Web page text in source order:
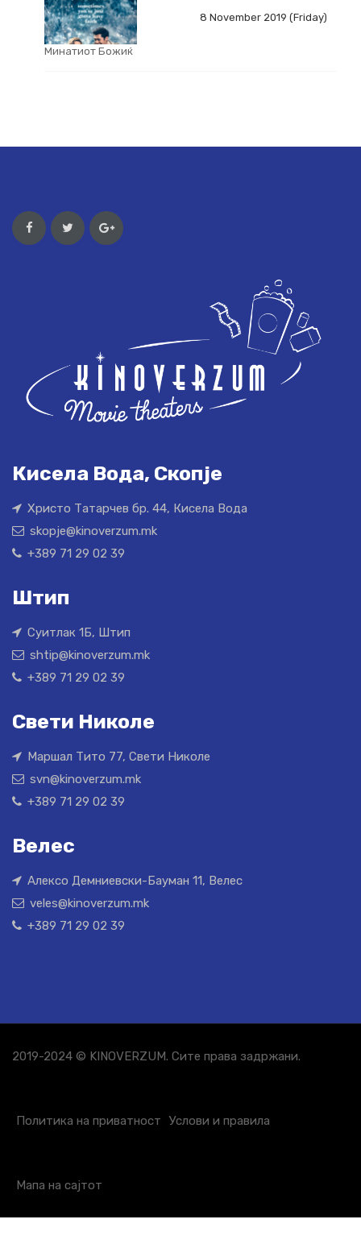
Минатиот Божиќ
8 November 2019 (Friday)
Кисела Вода, Скопје
Христо Татарчев бр. 44, Кисела Вода
skopje@kinoverzum.mk
+389 71 29 02 39
Штип
Суитлак 1Б, Штип
shtip@kinoverzum.mk
+389 71 29 02 39
Свети Николе
Маршал Тито 77, Свети Николе
svn@kinoverzum.mk
+389 71 29 02 39
Велес
Алексо Демниевски-Бауман 11, Велес
veles@kinoverzum.mk
+389 71 29 02 39
2019-2024 © KINOVERZUM. Сите права задржани.
Политика на приватност Услови и правила
Мапа на сајтот